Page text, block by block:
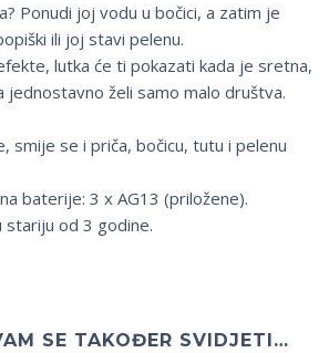
Ponudi joj vodu u bočici, a zatim je
ili joj stavi pelenu.
lutka će ti pokazati kada je sretna,
jednostavno želi samo malo društva.
smije se i priča, bočicu, tutu i pelenu
baterije: 3 x AG13 (priložene).
od 3 godine.
SE TAKOĐER SVIDJETI…